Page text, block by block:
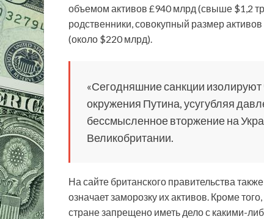
объемом активов £940 млрд (свыше $1,2
родственники, совокупный размер
(около $220 млрд).
«Сегодняшние санкции
окружения Путина, усугубляя
бессмысленное вторжение на
Великобритании.
На сайте британского правительства
означает заморозку их активов. Кроме
стране запрещено иметь дело с какими-